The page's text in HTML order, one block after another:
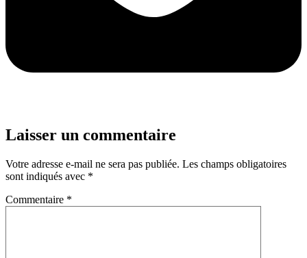
Laisser un commentaire
Votre adresse e-mail ne sera pas publiée. Les champs obligatoires
sont indiqués avec *
Commentaire *